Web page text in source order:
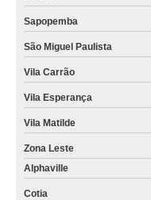
Sapopemba
São Miguel Paulista
Vila Carrão
Vila Esperança
Vila Matilde
Zona Leste
Alphaville
Cotia